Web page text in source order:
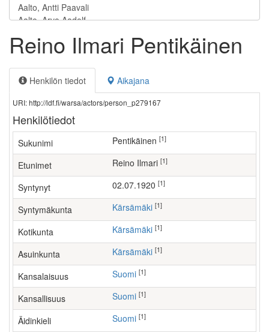
Reino Ilmari Pentikäinen
Henkilön tiedot Aikajana
URI: http://ldf.fi/warsa/actors/person_p279167
Henkilötiedot
Sukunimi Pentikäinen [1]
Etunimet Reino Ilmari [1]
Syntynyt 02.07.1920 [1]
Syntymäkunta Kärsämäki [1]
Kotikunta Kärsämäki [1]
Asuinkunta Kärsämäki [1]
Kansalaisuus Suomi [1]
Kansallisuus Suomi [1]
Äidinkieli Suomi [1]